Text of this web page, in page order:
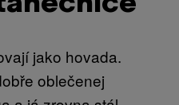
jako hovada.
oblečenej